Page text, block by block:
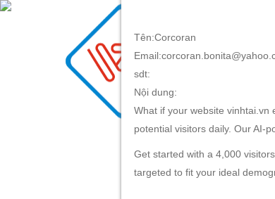
TRANG CHỦ
Tên:Corcoran
sdt:
Nội dung:
What if your website
potential visitors daily. Our AI-
Get started with a 4,000
targeted to fit your ideal